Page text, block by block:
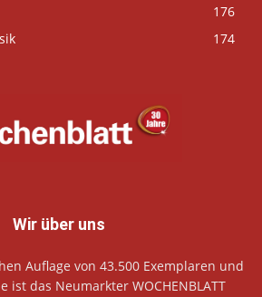
176
174
Wir über uns
Auflage von 43.500 Exemplaren und
ist das Neumarkter WOCHENBLATT